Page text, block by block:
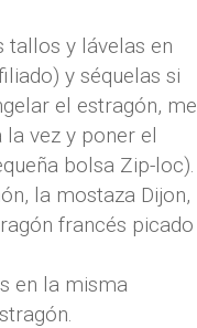
tallos y lávelas en
y séquelas si
el estragón, me
vez y poner el
bolsa Zip-loc).
la mostaza Dijon,
francés picado
en la misma